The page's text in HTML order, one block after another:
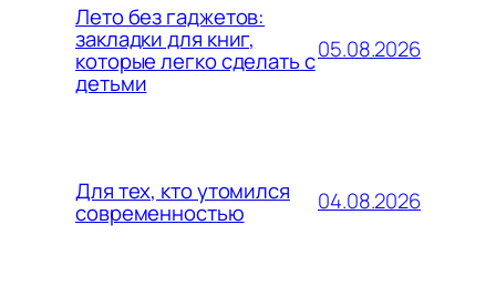
Лето без гаджетов:
закладки для книг,
которые легко сделать с
детьми
05.08.2026
Для тех, кто утомился
современностью 04.08.2026